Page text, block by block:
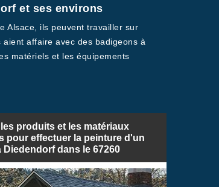
et ses environs
Alsace, ils peuvent travailler sur
affaire avec des badigeons à
matériels et les équipements
produits et les matériaux
pour effectuer la peinture d'un
Diedendorf dans le 67260